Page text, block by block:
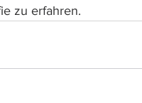
zu erfahren.